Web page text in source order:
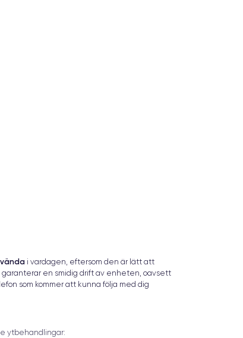
i vardagen, eftersom den är lätt att
garanterar en smidig drift av enheten, oavsett
som kommer att kunna följa med dig
ytbehandlingar: